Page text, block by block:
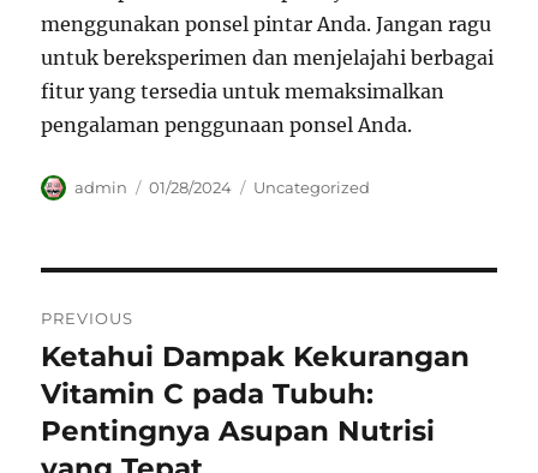
menggunakan ponsel pintar Anda. Jangan ragu
untuk bereksperimen dan menjelajahi berbagai
fitur yang tersedia untuk memaksimalkan
pengalaman penggunaan ponsel Anda.
Author
admin
Posted
01/28/2024 Categories
Uncategorized
pos
PREVIOUS
Previous
post:
Ketahui Dampak Kekurangan
Vitamin C pada Tubuh:
Pentingnya Asupan Nutrisi